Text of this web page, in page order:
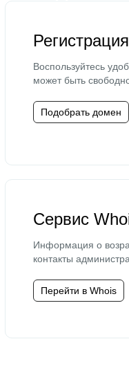
Воспользуйтесь
может быть
Подобрать домен
Сервис
Информация о
контакты
Перейти в Whois